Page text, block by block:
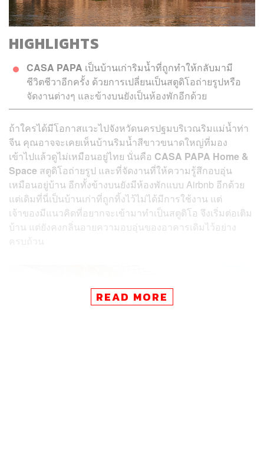
HIGHLIGHTS
CASA PAPA เป็นบ้านเก่าริมน้ำที่ถูกทำให้กลับมามี
ชีวิตชีวาอีกครั้ง ด้วยการเปลี่ยนเป็นสตูดิโอถ่ายรูปหรือ
จัดงานต่างๆ และข้างบนยังเป็นห้องพักอีกด้วย
ถ้าใครได้มีโอกาสแวะไปจังหวัดนครปฐมบริเวณริมแม่น้ำท่า
จีน คุณอาจจะเคยเห็นบ้านริมน้ำสีขาวขนาดใหญ่ที่มอง
เข้าไปแล้วดูไม่เหมือนอยู่ไทย นั่นคือ CASA PAPA Home &
Space สตูดิโอถ่ายรูป และที่จัดงานที่ให้ความรู้สึกอบอุ่น
เหมือนอยู่บ้าน อีกทั้งข้างบนยังมีห้องพักแบบ Airbnb อีกด้วย
แต่เดิมที่นี่เป็นบ้านเก่าที่ถูกทิ้งไว้ไม่ได้มีการใช้งาน แต่
เจ้าของมีแนวคิดที่อยากจะเข้ามาทำเป็นสตูดิโอ จึงเริ่มต่อเติม
บ้าน แต่ยังคงกลิ่นอายความอบอุ่นของอาคารเดิมไว้อย่าง
READ MORE